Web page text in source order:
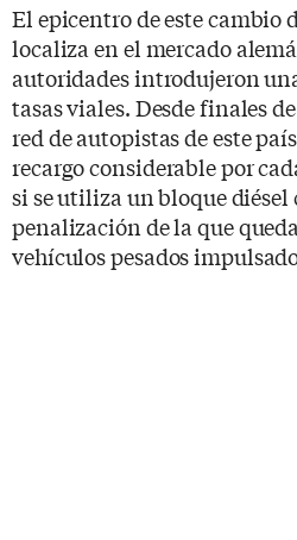
El epicentro de este cambio
localiza en el mercado
autoridades introdujeron
tasas viales. Desde finales
red de autopistas de este
recargo considerable por
si se utiliza un bloque
penalización de la que
vehículos pesados